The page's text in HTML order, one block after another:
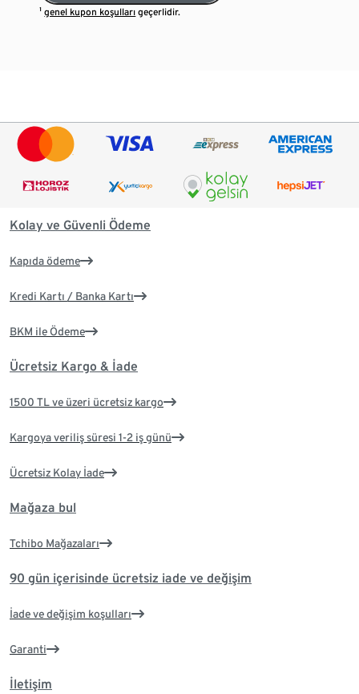
¹genel kupon koşulları geçerlidir.
Kolay ve Güvenli Ödeme
Kapıda ödeme
Kredi Kartı / Banka Kartı
BKM ile Ödeme
Ücretsiz Kargo & İade
1500 TL ve üzeri ücretsiz kargo
Kargoya veriliş süresi 1-2 iş günü
Ücretsiz Kolay İade
Mağaza bul
Tchibo Mağazaları
90 gün içerisinde ücretsiz iade ve değişim
İade ve değişim koşulları
Garanti
İletişim